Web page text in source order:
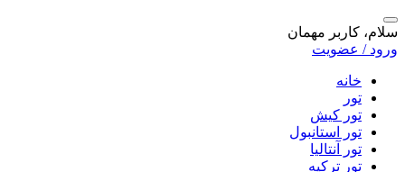
سلام، کاربر مهمان
ورود / عضویت
خانه
تور
تور کیش
تور استانبول
تور آنتالیا
تور ترکیه